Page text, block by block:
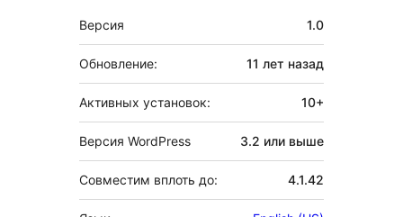
Мета
Версия 1.0
Обновление: 11 лет назад
Активных установок: 10+
Версия WordPress 3.2 или выше
Совместим вплоть до: 4.1.42